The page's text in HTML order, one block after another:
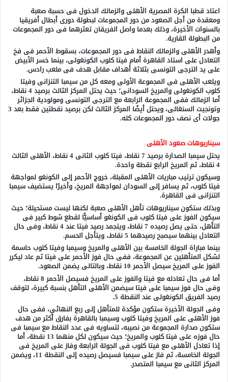
اعتاد قطبا الكرة المصرية الأهلى والزمالك الدخول فى حسبة صعبة
ومعقدة من أجل الصعود من دور المجموعات لبطولة دورى أبطال أفريقيا
بالسنوات الأخيرة، وذلك بعدما واصل الفريقان تعثرهما فى دور المجموعات
من البطولة القارية.
وأهدر الأهلى والزمالك النقاط فى دور المجموعات، بسقوط الأحمر فى فخ
التعادل على استاد القاهرة أمام فيتا كلوب الكونغولى، بينما خسر الأبيض
على يد الترجى التونسى بثلاثة أهداف مقابل هدف فى ملعب رادس.
ويلعب الأهلى فى المجموعة الأولى ومعه كل من سيمبا التنزانى وفيتا
كلوب الكونغولى والمريخ السودانى؛ حيث يحتل المركز الثالث برصيد 4 نقاط،
أما الزمالك ففى المجموعة الرابعة مع الترجى التونسى ومولودية الجزائر
وتونجيت السنغالى، ويحتل أيضًا المركز الثالث لكن برصيد نقطتين فقط بعد 3
جولات أى نصف دور المجموعات كله.
سيناريوهات صعود الأهلى
يحتل سيمبا الصدارة برصيد 7 نقاط، فيتا كلوب الثانى 4 نقاط، الأهلى الثالث
4 نقاط، ثم المريخ الرابع نقطة واحدة.
وسيكون ترتيب مباريات الأهلى المقبلة، خروج الأحمر إلى الكونغو لمواجهة
فيتا كلوب، ثم يسافر إلى السودان لمواجهة المريخ، وأخيرًا يستضيف سيمبا
التنزانى فى القاهرة.
وبذلك ستكون سيناريوهات تأهل الأهلى صعبة لكنها ليست مستحيلة؛ حيث
سيكون الفوز على فيتا كلوب فى الكونغو أساسيًّا لقطع شوط كبير فى
التأهل، حتى يصل رصيده 7 نقاط، ويتجمد رصيد فيتا عند 4 نقاط، وفى حال
التعادل بينهما سيصبح رصيدهما 5 نقاطـ، ويتأجل الحسم.
بينما مباراة الجولة الخامسة بين الأهلى والمريخ وسيمبا وفيتا كلوب حاسمة
لشكل المتأهلين عن المجموعة، ففى حال فوز الأحمر على فيتا ثم عاد ليكرر
الفوز على المريخ سيصل الأحمر 10 نقاط، وبالتالى يضمن الصعود.
أما فى حال تعادله مع فيتا والفوز على المريخ فسيصل الأحمر 8 نقاط،
وفى حال فوز سيمبا على فيتا سيضمن الأهلى التأهل بنسبة كبيرة، لتوقف
رصيد الفريق الكونغولى عند النقطة 5.
وفى الجولة الأخيرة ستكون مؤكدة للمتأهل إلى ربع النهائي، ففى حال
فوز الأهلى على المريخ وفيتا كلوب وسيمبا بالقاهرة بفارق أكثر من هدف
ستكون صدارة المجموعة من نصيبه، لتساويه فى عدد النقاط مع سيمبا فى
حال فوزه على فيتا كلوب والمريخ؛ حيث سيكون لكل منهما 13 نقطة، أما
إذا تعادل الأهلى مع فيتا كلوب فى الجولة الرابعة وفاز على المريخ فى
الجولة الخامسة، ثم فاز على سيمبا فسيصل رصيده إلى النقطة 11، ويضمن
المركز الثانى مع سيمبا المتصدر.